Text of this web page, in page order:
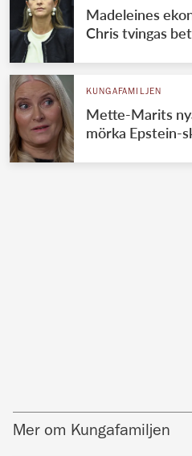
Madeleines
Chris tvingas
KUNGAFAMILJEN
Mette-Marits
mörka Epstein-
Mer om Kungafamiljen